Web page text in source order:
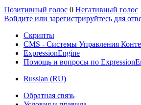
Позитивный голос 0 Негативный голос
Войдите или зарегистрируйтесь для
Скрипты
CMS - Системы Управления
ExpressionEngine
Помощь и вопросы по
Russian (RU)
Обратная связь